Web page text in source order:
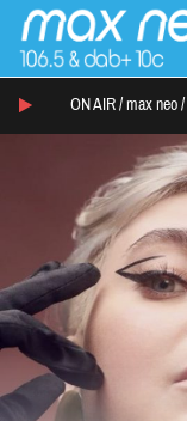
ON AIR / max neo /